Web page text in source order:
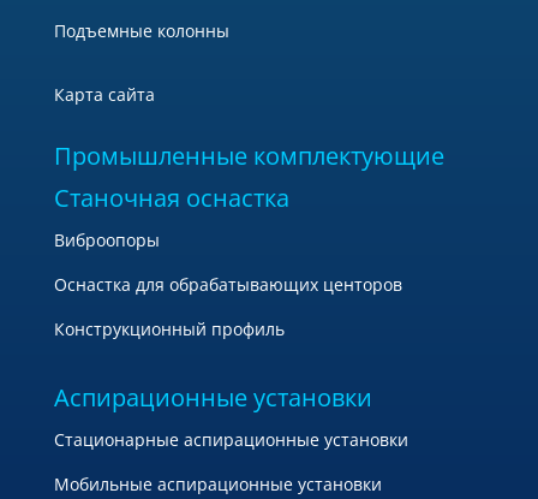
Подъемные колонны
Карта сайта
Промышленные комплектующие
Станочная оснастка
Виброопоры
Оснастка для обрабатывающих центоров
Конструкционный профиль
Аспирационные установки
Стационарные аспирационные установки
Мобильные аспирационные установки